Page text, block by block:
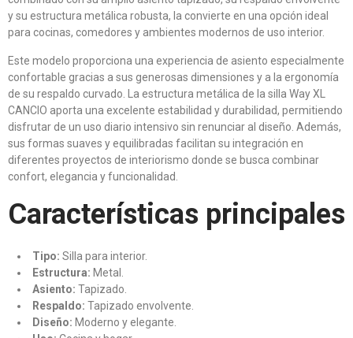
y su estructura metálica robusta, la convierte en una opción ideal
para cocinas, comedores y ambientes modernos de uso interior.
Este modelo proporciona una experiencia de asiento especialmente
confortable gracias a sus generosas dimensiones y a la ergonomía
de su respaldo curvado. La estructura metálica de la silla Way XL
CANCIO aporta una excelente estabilidad y durabilidad, permitiendo
disfrutar de un uso diario intensivo sin renunciar al diseño. Además,
sus formas suaves y equilibradas facilitan su integración en
diferentes proyectos de interiorismo donde se busca combinar
confort, elegancia y funcionalidad.
Características principales
Tipo: Silla para interior.
Estructura: Metal.
Asiento: Tapizado.
Respaldo: Tapizado envolvente.
Diseño: Moderno y elegante.